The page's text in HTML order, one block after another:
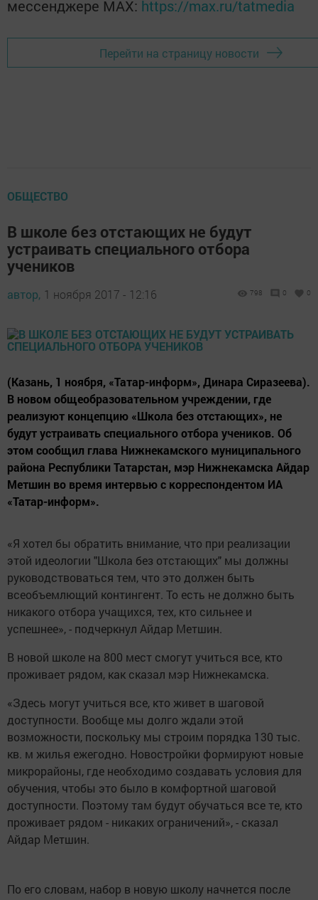
мессенджере MАХ: https://max.ru/tatmedia
Перейти на страницу новости
ОБЩЕСТВО
В школе без отстающих не будут
устраивать специального отбора
учеников
автор, 1 ноября 2017 - 12:16 798 0 0
(Казань, 1 ноября, «Татар-информ», Динара Сиразеева).
В новом общеобразовательном учреждении, где
реализуют концепцию «Школа без отстающих», не
будут устраивать специального отбора учеников. Об
этом сообщил глава Нижнекамского муниципального
района Республики Татарстан, мэр Нижнекамска Айдар
Метшин во время интервью с корреспондентом ИА
«Татар-информ».
«Я хотел бы обратить внимание, что при реализации
этой идеологии "Школа без отстающих" мы должны
руководствоваться тем, что это должен быть
всеобъемлющий контингент. То есть не должно быть
никакого отбора учащихся, тех, кто сильнее и
успешнее», - подчеркнул Айдар Метшин.
В новой школе на 800 мест смогут учиться все, кто
проживает рядом, как сказал мэр Нижнекамска.
«Здесь могут учиться все, кто живет в шаговой
доступности. Вообще мы долго ждали этой
возможности, поскольку мы строим порядка 130 тыс.
кв. м жилья ежегодно. Новостройки формируют новые
микрорайоны, где необходимо создавать условия для
обучения, чтобы это было в комфортной шаговой
доступности. Поэтому там будут обучаться все те, кто
проживает рядом - никаких ограничений», - сказал
Айдар Метшин.
По его словам, набор в новую школу начнется после